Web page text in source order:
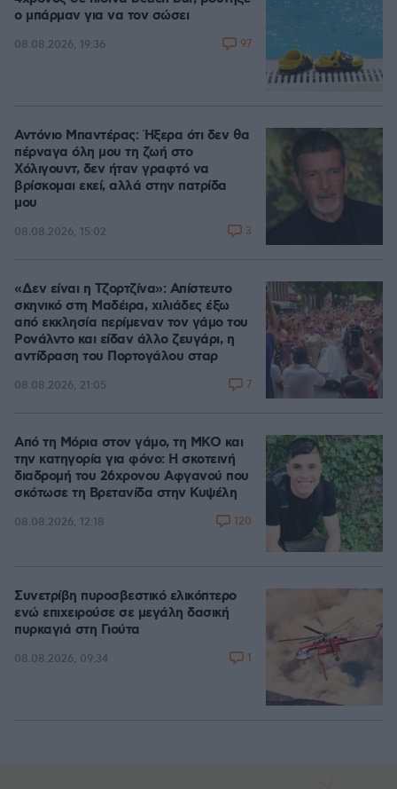
ο μπάρμαν για να τον σώσει
08.08.2026, 19:36 97
Αντόνιο Μπαντέρας: Ήξερα ότι δεν θα
πέρναγα όλη μου τη ζωή στο
Χόλιγουντ, δεν ήταν γραφτό να
βρίσκομαι εκεί, αλλά στην πατρίδα
μου
08.08.2026, 15:02 3
«Δεν είναι η Τζορτζίνα»: Απίστευτο
σκηνικό στη Μαδέιρα, χιλιάδες έξω
από εκκλησία περίμεναν τον γάμο του
Ρονάλντο και είδαν άλλο ζευγάρι, η
αντίδραση του Πορτογάλου σταρ
08.08.2026, 21:05 7
Από τη Μόρια στον γάμο, τη ΜΚΟ και
την κατηγορία για φόνο: Η σκοτεινή
διαδρομή του 26χρονου Αφγανού που
σκότωσε τη Βρετανίδα στην Κυψέλη
08.08.2026, 12:18 120
Συνετρίβη πυροσβεστικό ελικόπτερο
ενώ επιχειρούσε σε μεγάλη δασική
πυρκαγιά στη Γιούτα
08.08.2026, 09:34 1